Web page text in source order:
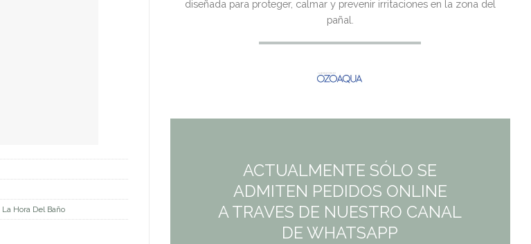
La Hora Del Baño
diseñada para proteger, calmar y prevenir irritaciones en la zona del
pañal.
ACTUALMENTE SÓLO SE
ADMITEN PEDIDOS ONLINE
A TRAVES DE NUESTRO CANAL
DE WHATSAPP